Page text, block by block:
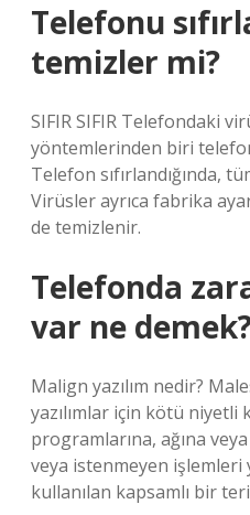
Telefonu
temizler mi?
SIFIR SIFIR Telefondaki
yöntemlerinden biri
Telefon sıfırlandığında,
Virüsler ayrıca fabrika
de temizlenir.
Telefonda
var ne
Malign yazılım nedir?
yazılımlar için kötü niyetli
programlarına, ağına
veya istenmeyen
kullanılan kapsamlı bir